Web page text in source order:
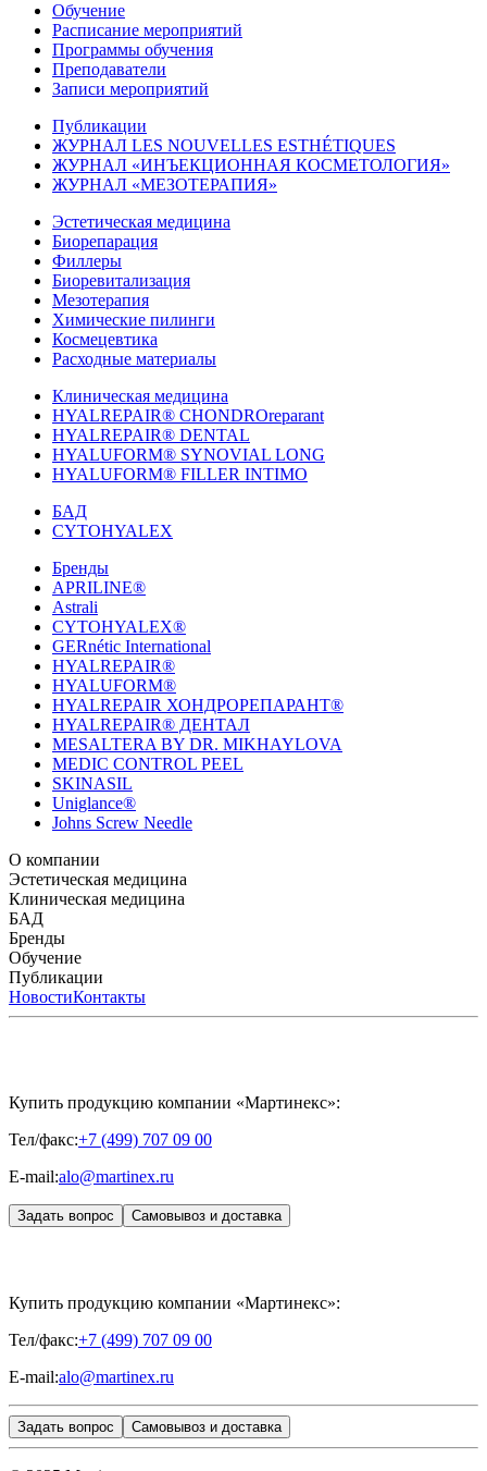
Обучение
Расписание мероприятий
Программы обучения
Преподаватели
Записи мероприятий
Публикации
ЖУРНАЛ LES NOUVELLES ESTHÉTIQUES
ЖУРНАЛ «ИНЪЕКЦИОННАЯ КОСМЕТОЛОГИЯ»
ЖУРНАЛ «МЕЗОТЕРАПИЯ»
Эстетическая медицина
Биорепарация
Филлеры
Биоревитализация
Мезотерапия
Химические пилинги
Космецевтика
Расходные материалы
Клиническая медицина
HYALREPAIR® CHONDROreparant
HYALREPAIR® DENTAL
HYALUFORM® SYNOVIAL LONG
HYALUFORM® FILLER INTIMO
БАД
CYTOHYALEX
Бренды
APRILINE®
Astrali
CYTOHYALEX®
GERnétic International
HYALREPAIR®
HYALUFORM®
HYALREPAIR ХОНДРОРЕПАРАНТ®
HYALREPAIR® ДЕНТАЛ
MESALTERA BY DR. MIKHAYLOVA
MEDIC CONTROL PEEL
SKINASIL
Uniglance®
Johns Screw Needle
О компании
История компанииНаучный центр
центрПатентыЛаборатория
Мезотерапии
Эстетическая медицина
БиорепарацияФиллеры
пилинги
Клиническая медицина
HYALREPAIR® CHONDROreparant
DENTAL
FILLER INTIMO
БАД
CYTOHYALEX
Бренды
APRILINE®
InternationalHYALREPAIR®
ХОНДРОРЕПАРАНТ®
ДЕНТАЛMESALTERA BY DR. MIKHAYLOVAMEDIC
Обучение
Расписание мероприятий
обученияПреподаватели
Публикации
ЖУРНАЛ LES NOUVELLES ESTHÉTIQUES
«ИНЪЕКЦИОННАЯ КОСМЕТОЛОГИЯ»ЖУРНАЛ
НовостиКонтакты
Купить продукцию компании «Мартинекс»:
Тел/факс:+7 (499) 707 09 00
E-mail:alo@martinex.ru
Задать вопрос Самовывоз и доставка
Купить продукцию компании «Мартинекс»:
Тел/факс:+7 (499) 707 09 00
E-mail:alo@martinex.ru
Задать вопрос Самовывоз и доставка